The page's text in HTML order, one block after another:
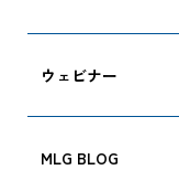
ウェビナー
MLG BLOG